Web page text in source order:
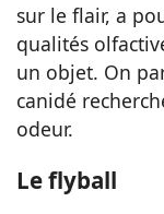
sur le flair, a
qualités
un objet. On
canidé
odeur.
Le flyball